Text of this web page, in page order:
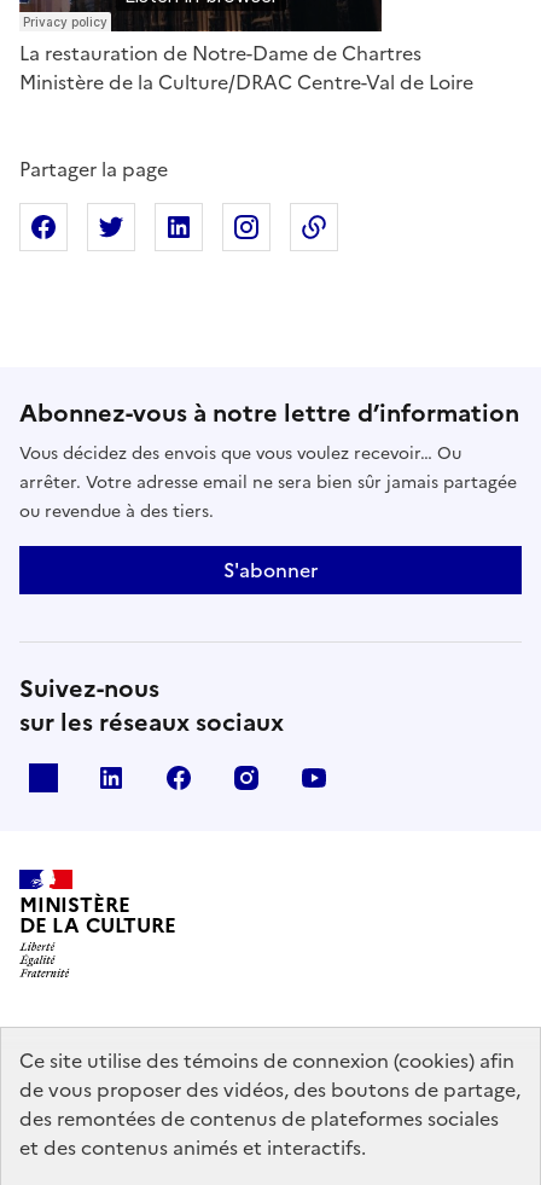
Ce site utilise des témoins de connexion (cookies) afin
de vous proposer des vidéos, des boutons de partage,
des remontées de contenus de plateformes sociales
et des contenus animés et interactifs.
La restauration de Notre-Dame de Chartres
Ministère de la Culture/DRAC Centre-Val de Loire
Partager la page
Partager sur Facebook
Partager sur XPartager sur Linkedin
Partager sur Instagram
Abonnez-vous à notre lettre d’information
Vous décidez des envois que vous voulez recevoir… Ou
arrêter. Votre adresse email ne sera bien sûr jamais partagée
ou revendue à des tiers.
S'abonner
Suivez-nous
sur les réseaux sociaux
linkedin facebook instagram
MINISTÈRE
DE LA CULTURE
data.gouv.fr legifrance.gouv.fr
info.gouv.fr
service-public.gouv.fr